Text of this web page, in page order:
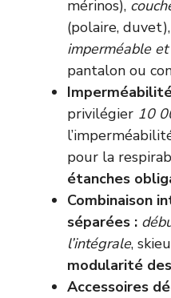
mérinos),
(polaire,
imperméable
pantalon ou
privilégier 10
pour la
étanches
Combinaison
séparées :
l’intégrale,
modularité
Accessoires